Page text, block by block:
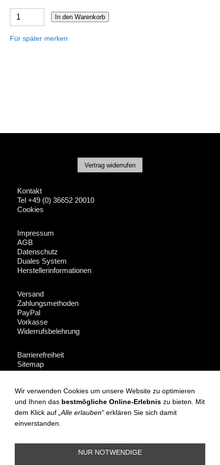
In den Warenkorb
Für später merken
Vertrag widerrufen
Kontakt
Tel +49 (0) 36652 20010
Cookies
Impressum
AGB
Datenschutz
Duales System
Herstellerinformationen
Versand
Zahlungsmethoden
PayPal
Vorkasse
Widerrufsbelehrung
Barrierefreiheit
Sitemap
Für Händler + Presse
Instagram
(c) OPOSSUM design 2010 All rights reserved: Artikel, Fotos und
Wir verwenden Cookies um unsere Website zu optimieren
und Ihnen das bestmögliche Online-Erlebnis zu bieten. Mit
dem Klick auf „Alle erlauben“ erklären Sie sich damit
einverstanden.
NUR NOTWENDIGE